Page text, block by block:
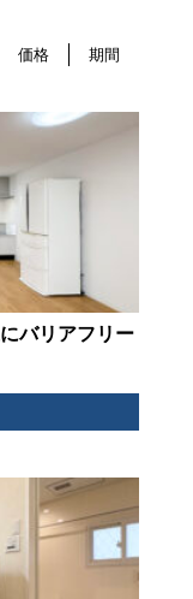
価格 期間
バリアフリー